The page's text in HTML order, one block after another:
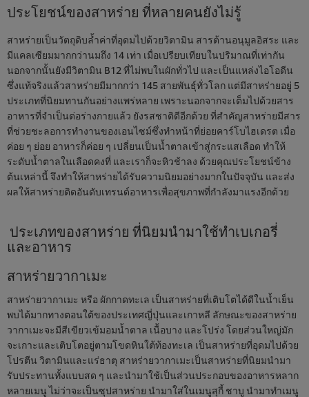
ประโยชน์ของสาหร่าย ที่หลายคนยังไม่รู้
สาหร่ายเป็นวัตถุดิบล้ำค่าที่อุดมไปด้วยวิตามิน สารต้านอนุมูลอิสระ และ
มีแคลเซียมมากกว่านมถึง 14 เท่า เมื่อเปรียบเทียบในปริมาณที่เท่ากัน
นอกจากนั้นยังมีวิตามิน B12 ที่ไม่พบในผักทั่วไป และเป็นแหล่งไอโอดีน
ซึ่งแท้จริงแล้วสาหร่ายมีมากกว่า 145 สายพันธุ์ทั่วโลก แต่มีสาหร่ายอยู่ 5
ประเภทที่นิยมทานกันอย่างแพร่หลาย เพราะนอกจากจะเต็มไปด้วยสาร
อาหารที่จำเป็นต่อร่างกายแล้ว ยังรสชาติดีอีกด้วย ที่สำคัญสาหร่ายมีสาร
ที่ช่วยชะลอการทำงานของเอนไซม์ซึ่งทำหน้าที่ย่อยคาร์โบไฮเดรต เมื่อ
ค่อย ๆ ย่อย อาหารก็ค่อย ๆ เปลี่ยนเป็นน้ำตาลเข้าสู่กระแสเลือด ทำให้
ระดับน้ำตาลในเลือดคงที่ และเราก็จะหิวช้าลง ด้วยคุณประโยชน์ข้าง
ต้นเหล่านี้ จึงทำให้สาหร่ายได้รับความนิยมอย่างมากในปัจจุบัน และส่ง
ผลให้สาหร่ายติดอันดับเทรนด์อาหารเพื่อสุขภาพที่กำลังมาแรงอีกด้วย
ประเภทของสาหร่าย ที่นิยมนำมาใช้ทำเบเกอรี่
และอาหาร
สาหร่ายวากาเมะ
สาหร่ายวากาเมะ หรือ ผักกาดทะเล เป็นสาหร่ายที่เติบโตได้ดีในน้ำเย็น
พบได้มากทางตอนใต้ของประเทศญี่ปุ่นและเกาหลี ลักษณะของสาหร่าย
วากาเมะจะมีสีเขียวเข้มอมน้ำตาล เนื้อบาง และโปร่ง โดยส่วนใหญ่มัก
จะเกาะและเติบโตอยู่ตามโขดหินใต้ท้องทะเล เป็นสาหร่ายที่อุดมไปด้วย
โปรตีน วิตามินและแร่ธาตุ สาหร่ายวากาเมะเป็นสาหร่ายที่นิยมนำมา
รับประทานทั้งแบบสด ๆ และนำมาใช้เป็นส่วนประกอบของอาหารหลาก
หลายเมนู ไม่ว่าจะเป็นซุปสาหร่าย นำมาใส่ในเมนูสุกี้ ชาบู นำมาทำเมนู